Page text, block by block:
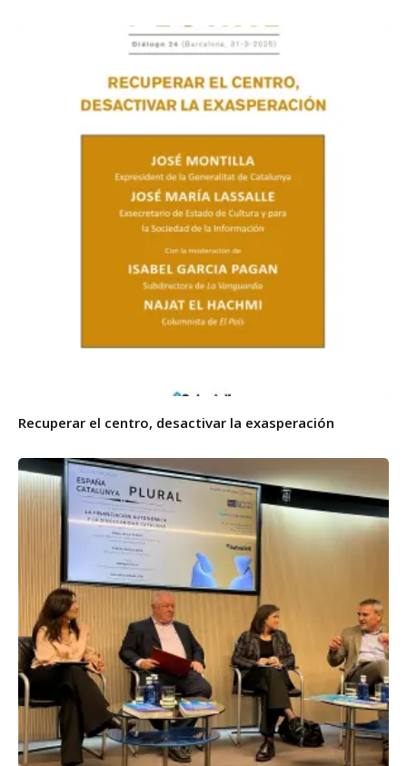
Recuperar el centro, desactivar la exasperación